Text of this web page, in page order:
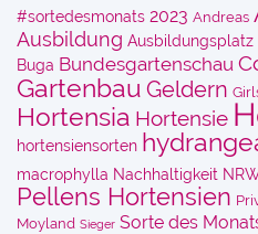
#sortedesmonats 2023 Andreas
Ausbildung Ausbildungsplatz
Buga Bundesgartenschau
Gartenbau Geldern
Hortensia Hortensie
hortensiensorten
macrophylla Nachhaltigkeit
Pellens Hortensien
Moyland Sieger Sorte des